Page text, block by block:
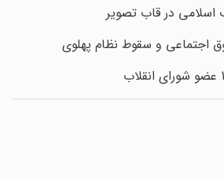
در قاب تصویر
و سقوط نظام پهلوی